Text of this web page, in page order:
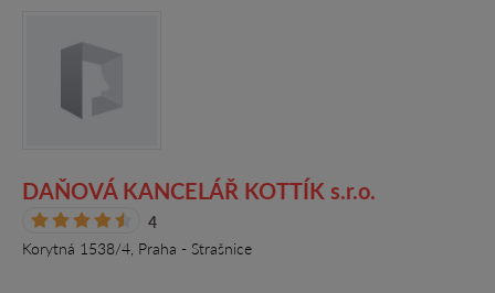
DAŇOVÁ KANCELÁŘ KOTTÍK s.r.o.
4
Korytná 1538/4, Praha - Strašnice